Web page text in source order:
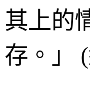
其上的
存。」
(